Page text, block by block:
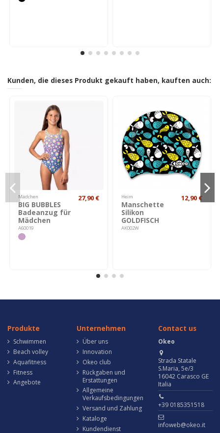
Kunden, die dieses Produkt gekauft haben, kauften auch:
Mädchen
BIG BUBBLES
Badeanzug für
Mädchen
A60019
27,90 € Heim
Manschette
Silikon
GOLDFISCH
AK002W
12,90 €
Produkte
Schwimmen
Beach volley
Aquafitness
Fitness
Angebote
Unternehmen
Über uns
Innovation
Okeo club
Rückgaben und
Erstattungen
Allgemeine
Verkaufsbedingungen
Versand und Zahlung
Kataloge
Kundendienst
Contact us
Okeo
Strada Statale
S.Maria, 5e/3
16042 Carasco GE
Italia
+39 0185351518
infoweb@okeo.it